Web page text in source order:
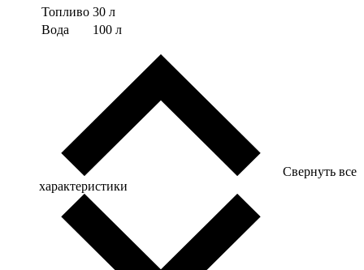
Топливо 30 л
Вода
100 л
Свернуть все
характеристики